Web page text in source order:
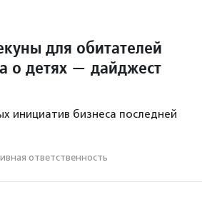
для обитателей
о детях — дайджест
инициатив бизнеса последней
ответственность